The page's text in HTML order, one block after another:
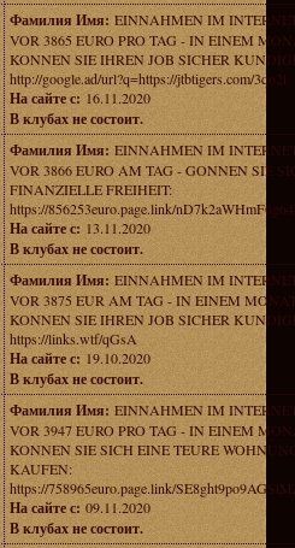
Фамилия Имя: EINNAHMEN IM
VOR 3865 EURO PRO TAG - IN EINEM
KONNEN SIE IHREN JOB SICHER
http://google.ad/url?q=https://jtbtigers.com/3qo2l
На сайте с: 16.11.2020
В клубах не состоит.
Фамилия Имя: EINNAHMEN IM
VOR 3866 EURO AM TAG - GONNEN SIE
FINANZIELLE FREIHEIT:
https://856253euro.page.link/
На сайте с: 13.11.2020
В клубах не состоит.
Фамилия Имя: EINNAHMEN IM
VOR 3875 EUR AM TAG - IN EINEM
KONNEN SIE IHREN JOB SICHER
https://links.wtf/qGsA
На сайте с: 19.10.2020
В клубах не состоит.
Фамилия Имя: EINNAHMEN IM
VOR 3947 EURO PRO TAG - IN EINEM
KONNEN SIE SICH EINE TEURE
KAUFEN:
https://758965euro.page.link/
На сайте с: 09.11.2020
В клубах не состоит.